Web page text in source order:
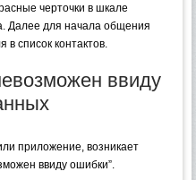
черточки в шкале
Далее для начала общения
в список контактов.
ввиду
приложение, возникает
ввиду ошибки”.